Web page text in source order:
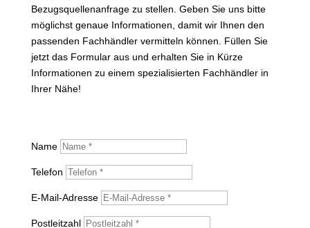
Bezugsquellenanfrage zu stellen. Geben Sie uns bitte
möglichst genaue Informationen, damit wir Ihnen den
passenden Fachhändler vermitteln können. Füllen Sie
jetzt das Formular aus und erhalten Sie in Kürze
Informationen zu einem spezialisierten Fachhändler in
Ihrer Nähe!
Name
Telefon
E-Mail-Adresse
Postleitzahl